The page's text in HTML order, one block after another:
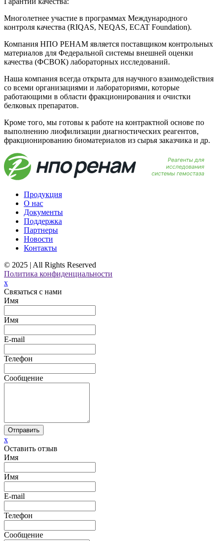
Многолетнее участие в программах Международного
контроля качества (RIQAS, NEQAS, ECAT Foundation).
Компания НПО РЕНАМ является поставщиком контрольных
материалов для Федеральной системы внешней оценки
качества (ФСВОК) лабораторных исследований.
Наша компания всегда открыта для научного взаимодействия
со всеми организациями и лабораториями, которые
работающими в области фракционирования и очистки
белковых препаратов.
Кроме того, мы готовы к работе на контрактной основе по
выполнению лиофилизации диагностических реагентов,
фракционированию биоматериалов из сырья заказчика и др.
Продукция
О нас
Документы
Поддержка
Партнеры
Новости
Контакты
© 2025 | All Rights Reserved
Политика конфиденциальности
x
Связаться с нами
Имя
Имя
E-mail
Телефон
Сообщение
Отправить
x
Оставить отзыв
Имя
Имя
E-mail
Телефон
Сообщение